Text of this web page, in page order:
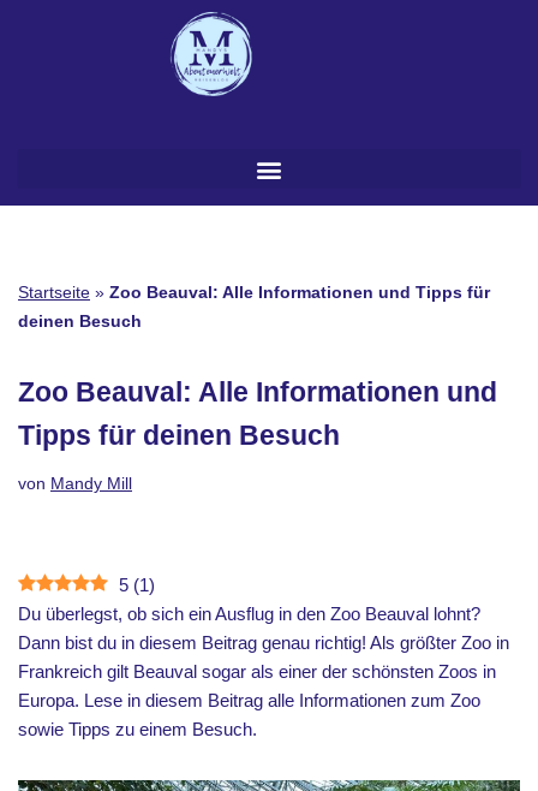
Startseite » Zoo Beauval: Alle Informationen und Tipps für
deinen Besuch
Zoo Beauval: Alle Informationen und
Tipps für deinen Besuch
von Mandy Mill
5 (1)
Du überlegst, ob sich ein Ausflug in den Zoo Beauval lohnt?
Dann bist du in diesem Beitrag genau richtig! Als größter Zoo in
Frankreich gilt Beauval sogar als einer der schönsten Zoos in
Europa. Lese in diesem Beitrag alle Informationen zum Zoo
sowie Tipps zu einem Besuch.